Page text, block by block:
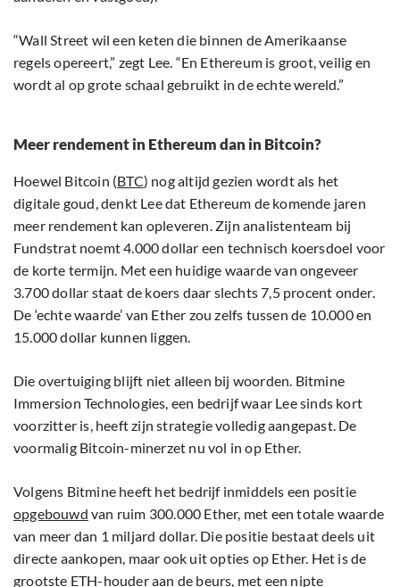
“Wall Street wil een keten die binnen de Amerikaanse
regels opereert,” zegt Lee. “En Ethereum is groot, veilig en
wordt al op grote schaal gebruikt in de echte wereld.”
Meer rendement in Ethereum dan in Bitcoin?
Hoewel Bitcoin (BTC) nog altijd gezien wordt als het
digitale goud, denkt Lee dat Ethereum de komende jaren
meer rendement kan opleveren. Zijn analistenteam bij
Fundstrat noemt 4.000 dollar een technisch koersdoel voor
de korte termijn. Met een huidige waarde van ongeveer
3.700 dollar staat de koers daar slechts 7,5 procent onder.
De ‘echte waarde’ van Ether zou zelfs tussen de 10.000 en
15.000 dollar kunnen liggen.
Die overtuiging blijft niet alleen bij woorden. Bitmine
Immersion Technologies, een bedrijf waar Lee sinds kort
voorzitter is, heeft zijn strategie volledig aangepast. De
voormalig Bitcoin-minerzet nu vol in op Ether.
Volgens Bitmine heeft het bedrijf inmiddels een positie
opgebouwd van ruim 300.000 Ether, met een totale waarde
van meer dan 1 miljard dollar. Die positie bestaat deels uit
directe aankopen, maar ook uit opties op Ether. Het is de
grootste ETH-houder aan de beurs, met een nipte